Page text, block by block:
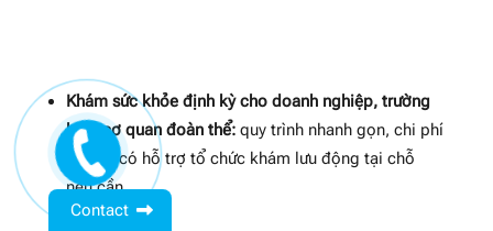
Khám sức khỏe định kỳ cho doanh nghiệp, trường
học, cơ quan đoàn thể:quy trình nhanh gọn, chi phí
hợp lý, có hỗ trợ tổ chức khám lưu động tại chỗ
nếu cần.
Contact